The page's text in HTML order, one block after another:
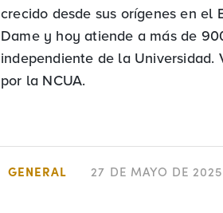
crecido desde sus orígenes en
Dame y hoy atiende a más de
independiente de la Universidad.
por la NCUA.
GENERAL 27 DE MAYO DE 2025